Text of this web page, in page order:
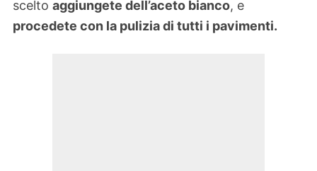
scelto aggiungete dell’aceto bianco, e
procedete con la pulizia di tutti i pavimenti.